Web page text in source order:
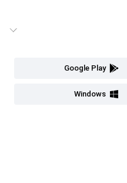
Google Play
Windows